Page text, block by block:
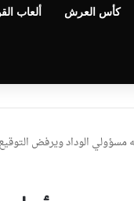
كأس العرش ألعاب
مسؤولي الوداد ويرفض